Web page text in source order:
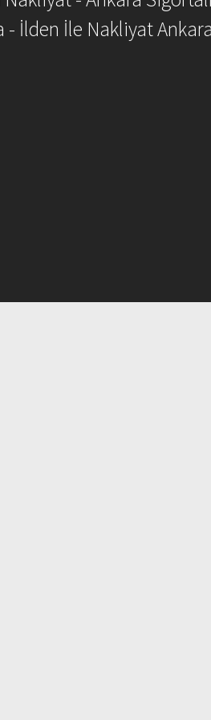
- İlden İle Nakliyat